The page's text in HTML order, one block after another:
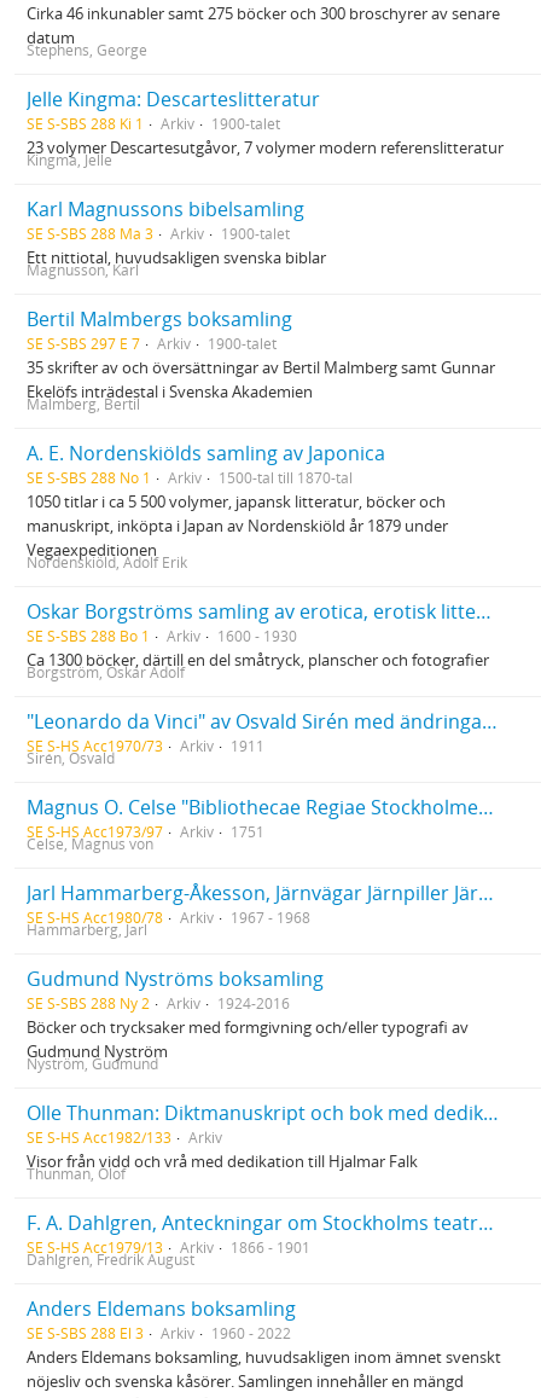
Cirka 46 inkunabler samt 275 böcker och 300 broschyrer av senare
datum
Stephens, George
Jelle Kingma: Descarteslitteratur
SE S-SBS 288 Ki 1 Arkiv 1900-talet
23 volymer Descartesutgåvor, 7 volymer modern referenslitteratur
Kingma, Jelle
Karl Magnussons bibelsamling
SE S-SBS 288 Ma 3 Arkiv 1900-talet
Ett nittiotal, huvudsakligen svenska biblar
Magnusson, Karl
Bertil Malmbergs boksamling
SE S-SBS 297 E 7 Arkiv 1900-talet
35 skrifter av och översättningar av Bertil Malmberg samt Gunnar
Ekelöfs inträdestal i Svenska Akademien
Malmberg, Bertil
A. E. Nordenskiölds samling av Japonica
SE S-SBS 288 No 1 Arkiv 1500-tal till 1870-tal
1050 titlar i ca 5 500 volymer, japansk litteratur, böcker och
manuskript, inköpta i Japan av Nordenskiöld år 1879 under
Vegaexpeditionen
Nordenskiöld, Adolf Erik
Oskar Borgströms samling av erotica, erotisk litteratur
SE S-SBS 288 Bo 1 Arkiv 1600 - 1930
Ca 1300 böcker, därtill en del småtryck, planscher och fotografier
Borgström, Oskar Adolf
"Leonardo da Vinci" av Osvald Sirén med ändringar och tillägg av författaren
SE S-HS Acc1970/73 Arkiv 1911
Sirén, Osvald
Magnus O. Celse "Bibliothecae Regiae Stockholmensis historia brevis et succincta" med rättelser och tillägg av författarens egen hand
SE S-HS Acc1973/97 Arkiv 1751
Celse, Magnus von
Jarl Hammarberg-Åkesson, Järnvägar Järnpiller Järnplåtar (1968). Med handskrivet brev från författaren till "Käre läsare" daterat november 1967
SE S-HS Acc1980/78 Arkiv 1967 - 1968
Hammarberg, Jarl
Gudmund Nyströms boksamling
SE S-SBS 288 Ny 2 Arkiv 1924-2016
Böcker och trycksaker med formgivning och/eller typografi av
Gudmund Nyström
Nyström, Gudmund
Olle Thunman: Diktmanuskript och bok med dedikation
SE S-HS Acc1982/133 Arkiv
Visor från vidd och vrå med dedikation till Hjalmar Falk
Thunman, Olof
F. A. Dahlgren, Anteckningar om Stockholms teatrar (Stockholm 1866). Interfolierat exemplar med anteckningar i 2 volymer, som har tillhört Nils Personne, Oscar Wieselgren och Stig Torsslow. Edmond Rostand, Cyrano de Bergerac (Stockholm 1901). Scenbearbetning av Nils Personne. Exemplaret har tillhört Nils Personne, Erik Strandmark och Stig Torsslow
SE S-HS Acc1979/13 Arkiv 1866 - 1901
Dahlgren, Fredrik August
Anders Eldemans boksamling
SE S-SBS 288 El 3 Arkiv 1960 - 2022
Anders Eldemans boksamling, huvudsakligen inom ämnet svenskt
nöjesliv och svenska kåsörer. Samlingen innehåller en mängd